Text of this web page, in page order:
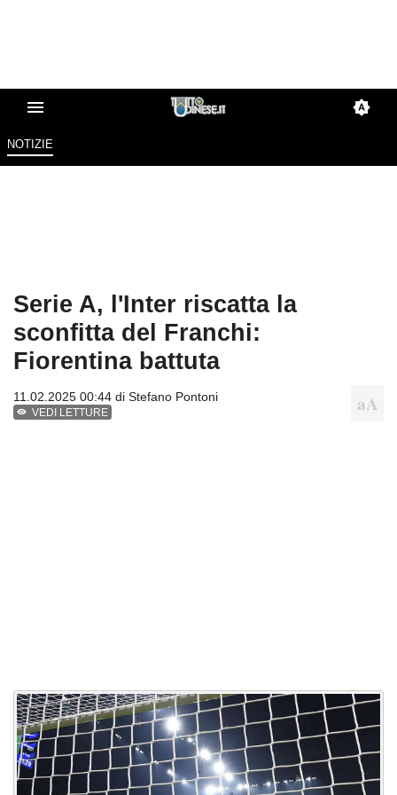
NOTIZIE
Serie A, l'Inter riscatta la
sconfitta del Franchi:
Fiorentina battuta
11.02.2025 00:44 di Stefano Pontoni
VEDI LETTURE